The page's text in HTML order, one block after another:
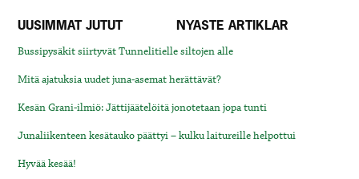
UUSIMMAT JUTUT NYASTE ARTIKLAR
Bussipysäkit siirtyvät Tunnelitielle siltojen alle
Mitä ajatuksia uudet juna-asemat herättävät?
Kesän Grani-ilmiö: Jättijäätelöitä jonotetaan jopa tunti
Junaliikenteen kesätauko päättyi – kulku laitureille helpottui
Hyvää kesää!